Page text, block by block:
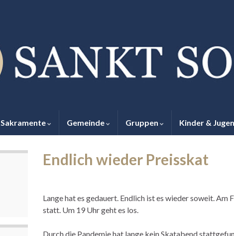
Sakramente Gemeinde Gruppen Kinder &
Endlich wieder Preisskat
Lange hat es gedauert. Endlich ist es wieder soweit.
statt. Um 19 Uhr geht es los.
Durch die Pandemie hat lange kein Skatabend